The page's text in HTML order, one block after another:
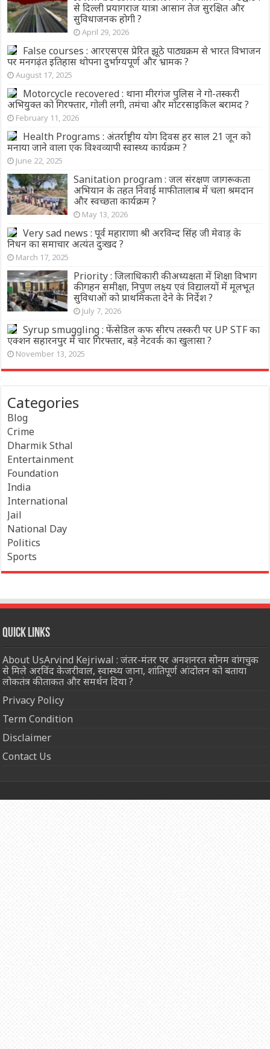
से दिल्ली प्रयागराज यात्रा आसान तेज सुरक्षित और
सुविधाजनक होगी ?
April 29, 2026
False courses : आरएसएस प्रेरित झूठे पाठ्यक्रम से भारत विभाजन
पर मनगढ़ंत इतिहास थोपना दुर्भाग्यपूर्ण और भ्रामक ?
August 17, 2025
Motorcycle recovered : थाना मीरगंज पुलिस ने गो-तस्करी
अभियुक्त को गिरफ्तार, गोली लगी, तमंचा और मोटरसाइकिल बरामद ?
February 11, 2026
Health Programs : अंतर्राष्ट्रीय योग दिवस हर साल 21 जून को
मनाया जाने वाला एक विश्वव्यापी स्वास्थ्य कार्यक्रम ?
June 22, 2025
Sanitation program : जल संरक्षण जागरूकता
अभियान के तहत निवाई माफी तालाब में चला श्रमदान
और स्वच्छता कार्यक्रम ?
May 13, 2026
Very sad news : पूर्व महाराणा श्री अरविन्द सिंह जी मेवाड़ के
निधन का समाचार अत्यंत दुःखद ?
March 17, 2025
Priority : जिलाधिकारी की अध्यक्षता में शिक्षा विभाग
की गहन समीक्षा, निपुण लक्ष्य एवं विद्यालयों में मूलभूत
सुविधाओं को प्राथमिकता देने के निर्देश ?
July 7, 2026
Syrup smuggling : फेंसेडिल कफ सीरप तस्करी पर UP STF का
एक्शन सहारनपुर में चार गिरफ्तार, बड़े नेटवर्क का खुलासा ?
November 13, 2025
Categories
Blog
Crime
Dharmik Sthal
Entertainment
Foundation
India
International
Jail
National Day
Politics
Sports
Quick Links
About UsArvind Kejriwal : जंतर-मंतर पर अनशनरत सोनम वांगचुक
से मिले अरविंद केजरीवाल, स्वास्थ्य जाना, शांतिपूर्ण आंदोलन को बताया
लोकतंत्र की ताकत और समर्थन दिया ?
Privacy Policy
Term Condition
Disclaimer
Contact Us